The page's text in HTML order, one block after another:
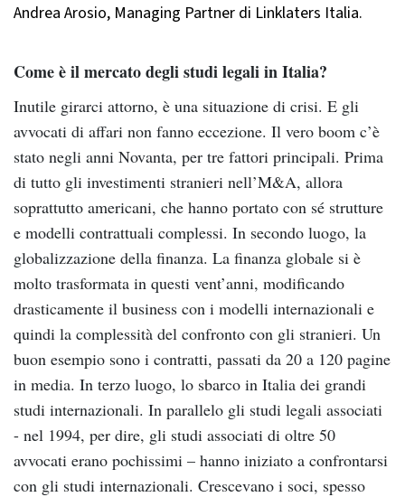
Andrea Arosio, Managing Partner di Linklaters Italia.
Come è il mercato degli studi legali in Italia?
Inutile girarci attorno, è una situazione di crisi. E gli
avvocati di affari non fanno eccezione. Il vero boom c’è
stato negli anni Novanta, per tre fattori principali. Prima
di tutto gli investimenti stranieri nell’M&A, allora
soprattutto americani, che hanno portato con sé strutture
e modelli contrattuali complessi. In secondo luogo, la
globalizzazione della finanza. La finanza globale si è
molto trasformata in questi vent’anni, modificando
drasticamente il business con i modelli internazionali e
quindi la complessità del confronto con gli stranieri. Un
buon esempio sono i contratti, passati da 20 a 120 pagine
in media. In terzo luogo, lo sbarco in Italia dei grandi
studi internazionali. In parallelo gli studi legali associati
- nel 1994, per dire, gli studi associati di oltre 50
avvocati erano pochissimi – hanno iniziato a confrontarsi
con gli studi internazionali. Crescevano i soci, spesso